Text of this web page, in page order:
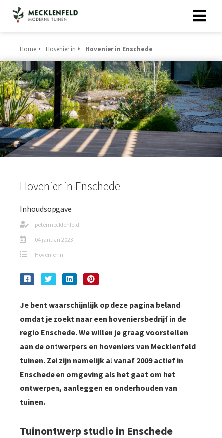
Home Hovenier in Hovenier in Enschede
Hovenier in Enschede
Inhoudsopgave
petermecklenfeld
04 januari 2023
Hovenier in
Je bent waarschijnlijk op deze pagina beland
omdat je zoekt naar een hoveniersbedrijf in de
regio Enschede. We willen je graag voorstellen
aan de ontwerpers en hoveniers van Mecklenfeld
tuinen. Zei zijn namelijk al vanaf 2009 actief in
Enschede en omgeving als het gaat om het
ontwerpen, aanleggen en onderhouden van
tuinen.
Tuinontwerp studio in Enschede